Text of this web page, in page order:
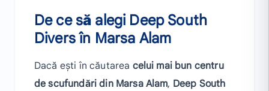
De ce să alegi Deep South
Divers în Marsa Alam
Dacă ești în căutarea celui mai bun centru
de scufundări din Marsa Alam, Deep South